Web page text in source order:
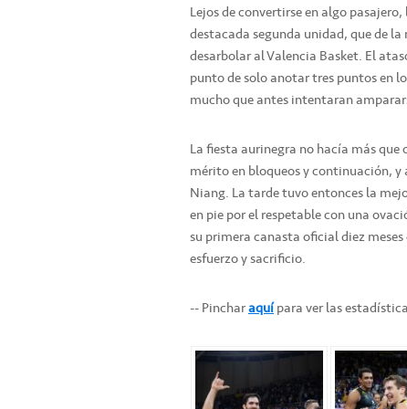
Lejos de convertirse en algo
destacada segunda unidad, que de
desarbolar al Valencia Basket. El
punto de solo anotar tres puntos en
mucho que antes intentaran
La fiesta aurinegra no hacía más
mérito en bloqueos y continuación,
Niang. La tarde tuvo entonces la
en pie por el respetable con una
su primera canasta oficial diez
esfuerzo y sacrificio.
-- Pincharaquípara ver las